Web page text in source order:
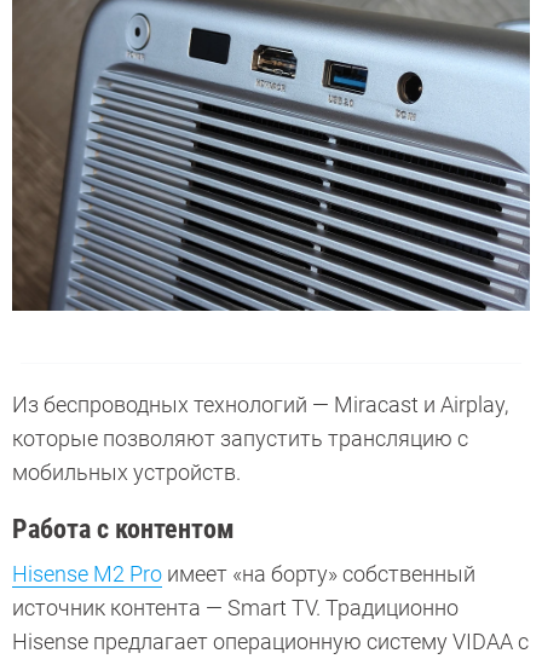
Из беспроводных технологий — Miracast и Airplay,
которые позволяют запустить трансляцию с
мобильных устройств.
Работа с контентом
Hisense M2 Pro имеет «на борту» собственный
источник контента — Smart TV. Традиционно
Hisense предлагает операционную систему VIDAA с